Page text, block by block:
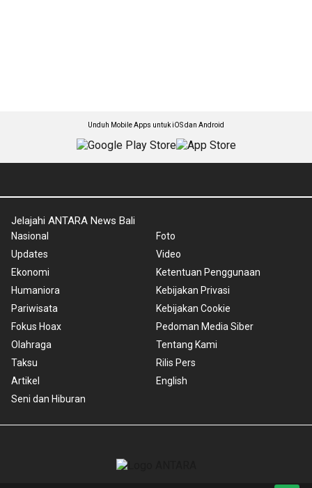
Unduh Mobile Apps untuk iOS dan Android
Jelajahi ANTARA News Bali
Nasional
Updates
Ekonomi
Humaniora
Pariwisata
Fokus Hoax
Olahraga
Taksu
Artikel
Seni dan Hiburan
Foto
Video
Ketentuan Penggunaan
Kebijakan Privasi
Kebijakan Cookie
Pedoman Media Siber
Tentang Kami
Rilis Pers
English